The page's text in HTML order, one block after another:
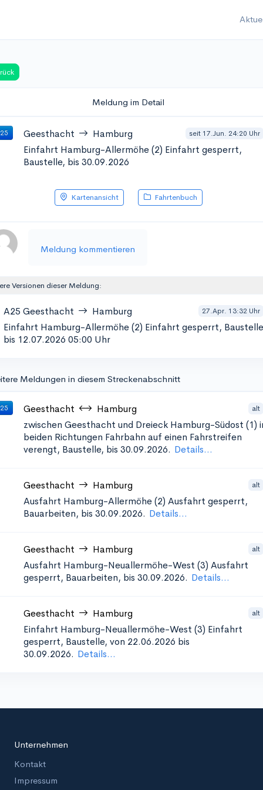
Meldung im Detail
Geesthacht Hamburg seit 17.Jun. 24:20 Uhr
Einfahrt Hamburg-Allermöhe (2) Einfahrt gesperrt,
Baustelle, bis 30.09.2026
Kartenansicht Fahrtenbuch
Meldung kommentieren
Versionen dieser Meldung:
A25 Geesthacht Hamburg 27.Apr. 13:32 Uhr
Einfahrt Hamburg-Allermöhe (2) Einfahrt gesperrt,
bis 12.07.2026 05:00 Uhr
Meldungen in diesem Streckenabschnitt
Geesthacht Hamburg alt
zwischen Geesthacht und Dreieck Hamburg-Südost (1)
beiden Richtungen Fahrbahn auf einen Fahrstreifen
verengt, Baustelle, bis 30.09.2026. Details...
Geesthacht Hamburg alt
Ausfahrt Hamburg-Allermöhe (2) Ausfahrt gesperrt,
Bauarbeiten, bis 30.09.2026. Details...
Geesthacht Hamburg alt
Ausfahrt Hamburg-Neuallermöhe-West (3) Ausfahrt
gesperrt, Bauarbeiten, bis 30.09.2026. Details...
Geesthacht Hamburg alt
Einfahrt Hamburg-Neuallermöhe-West (3) Einfahrt
gesperrt, Baustelle, von 22.06.2026 bis
30.09.2026. Details...
Unternehmen
Kontakt
Impressum